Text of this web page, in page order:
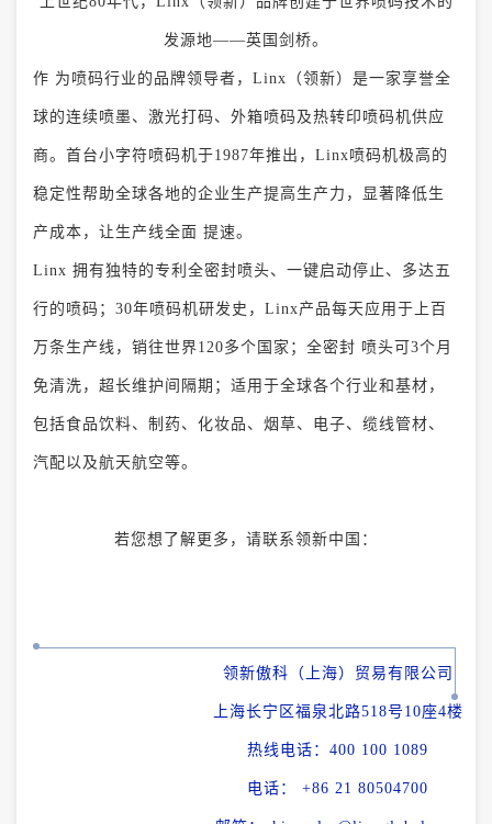
发源地——英国剑桥。
作 为喷码行业的品牌领导者，Linx（领新）是一家享誉全
球的连续喷墨、激光打码、外箱喷码及热转印喷码机供应
商。首台小字符喷码机于1987年推出，Linx喷码机极高的
稳定性帮助全球各地的企业生产提高生产力，显著降低生
产成本，让生产线全面 提速。
Linx 拥有独特的专利全密封喷头、一键启动停止、多达五
行的喷码；30年喷码机研发史，Linx产品每天应用于上百
万条生产线，销往世界120多个国家；全密封 喷头可3个月
免清洗，超长维护间隔期；适用于全球各个行业和基材，
包括食品饮料、制药、化妆品、烟草、电子、缆线管材、
汽配以及航天航空等。
若您想了解更多，请联系领新中国：
领新傲科（上海）贸易有限公司
上海长宁区福泉北路518号10座4楼
热线电话：400 100 1089
电话： +86 21 80504700